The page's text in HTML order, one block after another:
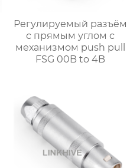
Регулируемый разъём
с прямым углом с
механизмом push pull
FSG 00B to 4B